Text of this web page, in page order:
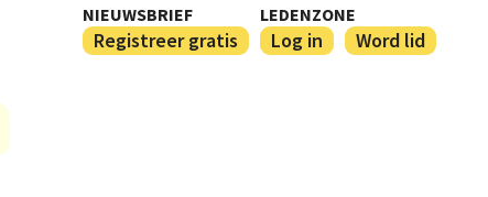
NIEUWSBRIEF
Registreer gratis
LEDENZONE
Log in Word lid